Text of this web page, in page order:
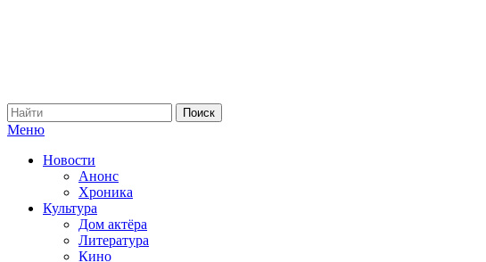
Меню
Новости
Анонс
Хроника
Культура
Дом актёра
Литература
Кино